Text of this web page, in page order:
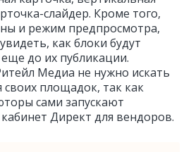
слайдер. Кроме того,
и режим предпросмотра,
как блоки будут
до их публикации.
Медиа не нужно искать
своих площадок, так как
сами запускают
Директ для вендоров.